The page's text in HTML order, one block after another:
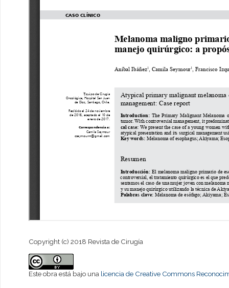
Copyright (c) 2018 Revista de Cirugía
Este obra está bajo una licencia de Creative Commons